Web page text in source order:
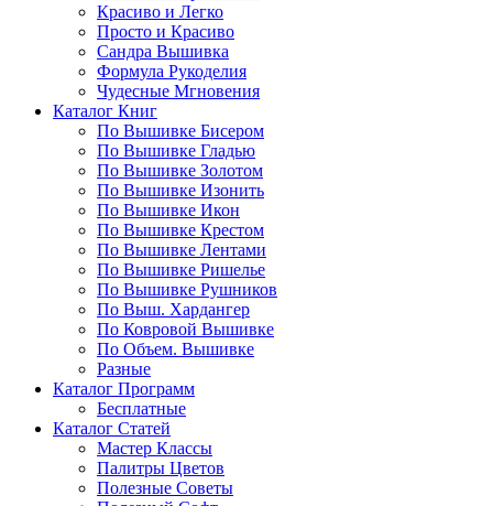
Красиво и Легко
Просто и Красиво
Сандра Вышивка
Формула Рукоделия
Чудесные Мгновения
Каталог Книг
По Вышивке Бисером
По Вышивке Гладью
По Вышивке Золотом
По Вышивке Изонить
По Вышивке Икон
По Вышивке Крестом
По Вышивке Лентами
По Вышивке Ришелье
По Вышивке Рушников
По Выш. Хардангер
По Ковровой Вышивке
По Объем. Вышивке
Разные
Каталог Программ
Бесплатные
Каталог Статей
Мастер Классы
Палитры Цветов
Полезные Советы